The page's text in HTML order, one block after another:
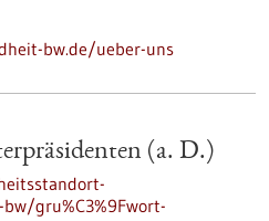
bw.de/ueber-uns
(a. D.)
gru%C3%9Fwort-